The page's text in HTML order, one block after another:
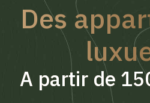
Des
A partir de